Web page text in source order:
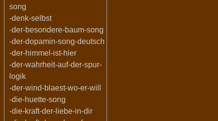
song
-denk-selbst
-der-besondere-baum-song
-der-dopamin-song-deutsch
-der-himmel-ist-hier
-der-wahrheit-auf-der-spur-
logik
-der-wind-blaest-wo-er-will
-die-huette-song
-die-kraft-der-liebe-in-dir